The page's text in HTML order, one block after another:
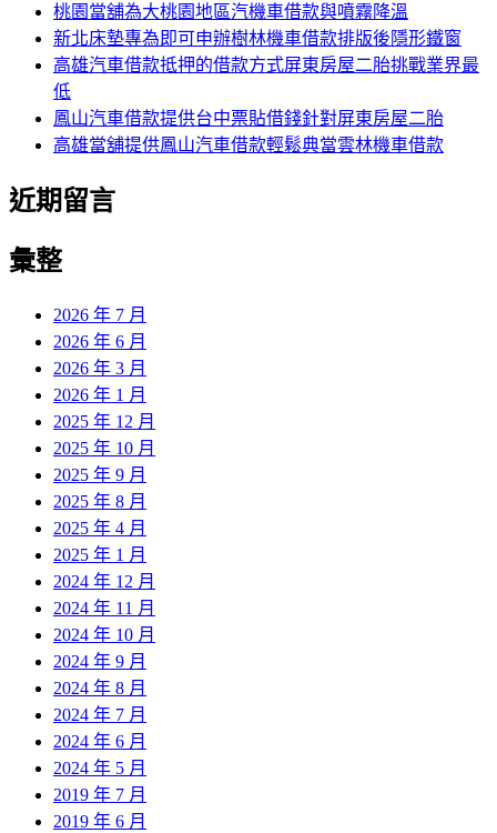
桃園當舖為大桃園地區汽機車借款與噴霧降溫
新北床墊專為即可申辦樹林機車借款排版後隱形鐵窗
高雄汽車借款抵押的借款方式屏東房屋二胎挑戰業界最
低
鳳山汽車借款提供台中票貼借錢針對屏東房屋二胎
高雄當舖提供鳳山汽車借款輕鬆典當雲林機車借款
近期留言
彙整
2026 年 7 月
2026 年 6 月
2026 年 3 月
2026 年 1 月
2025 年 12 月
2025 年 10 月
2025 年 9 月
2025 年 8 月
2025 年 4 月
2025 年 1 月
2024 年 12 月
2024 年 11 月
2024 年 10 月
2024 年 9 月
2024 年 8 月
2024 年 7 月
2024 年 6 月
2024 年 5 月
2019 年 7 月
2019 年 6 月